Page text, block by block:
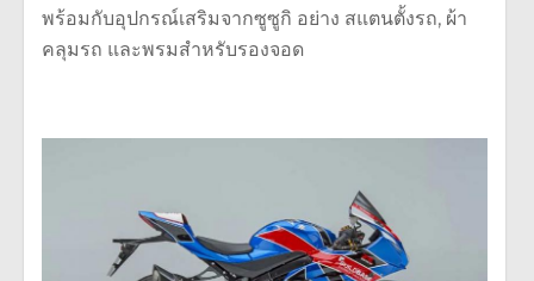
พร้อมกับอุปกรณ์เสริมจากซูซูกิ อย่าง สแตนตั้งรถ, ผ้า
คลุมรถ และพรมสำหรับรองจอด